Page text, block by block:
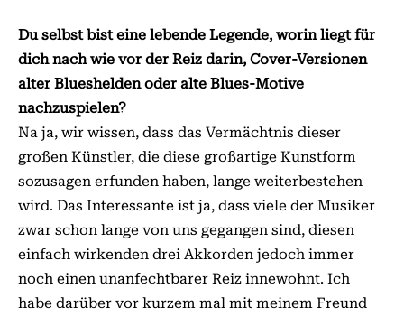
Du selbst bist eine lebende Legende, worin liegt für
dich nach wie vor der Reiz darin, Cover-Versionen
alter Blueshelden oder alte Blues-Motive
nachzuspielen?
Na ja, wir wissen, dass das Vermächtnis dieser
großen Künstler, die diese großartige Kunstform
sozusagen er­­funden haben, lange weiterbestehen
wird. Das Interessante ist ja, dass viele der Musiker
zwar schon lange von uns gegangen sind, diesen
einfach wirkenden drei Akkorden jedoch immer
noch einen unanfechtbarer Reiz innewohnt. Ich
habe darüber vor kurzem mal mit meinem Freund